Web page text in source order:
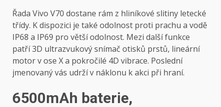
Řada Vivo V70 dostane rám z hliníkové slitiny letecké
třídy. K dispozici je také odolnost proti prachu a vodě
IP68 a IP69 pro větší odolnost. Mezi další funkce
patří 3D ultrazvukový snímač otisků prstů, lineární
motor v ose X a pokročilé 4D vibrace. Poslední
jmenovaný vás udrží v náklonu k akci při hraní.
6500mAh baterie,